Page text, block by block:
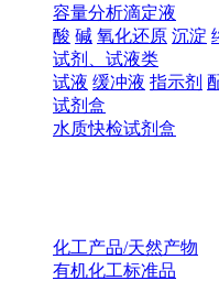
容量分析滴定液
酸 碱 氧化还原 沉淀
试剂、试液类
试液 缓冲液 指示剂
试剂盒
水质快检试剂盒
化工产品/天然产物
有机化工标准品